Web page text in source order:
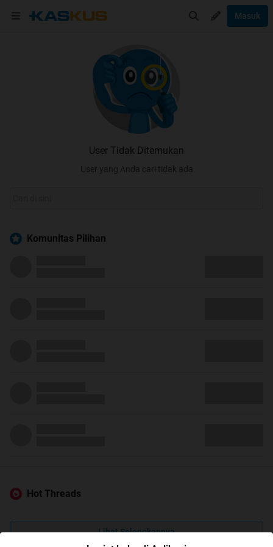
Masuk
User Tidak Ditemukan
User yang Anda cari tidak ada
Komunitas Pilihan
Hot Threads
Lihat Selengkapnya